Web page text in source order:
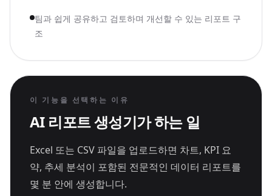
팀과 쉽게 공유하고 검토하며 개선할 수 있는 리포트 구
조
이 기능을 선택하는 이유
AI 리포트 생성기가 하는 일
Excel 또는 CSV 파일을 업로드하면 차트, KPI 요
약, 추세 분석이 포함된 전문적인 데이터 리포트를
몇 분 안에 생성합니다.